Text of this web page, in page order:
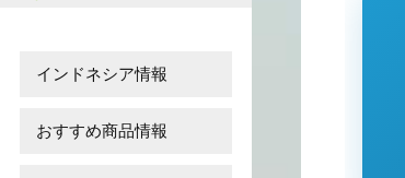
インドネシア情報
おすすめ商品情報